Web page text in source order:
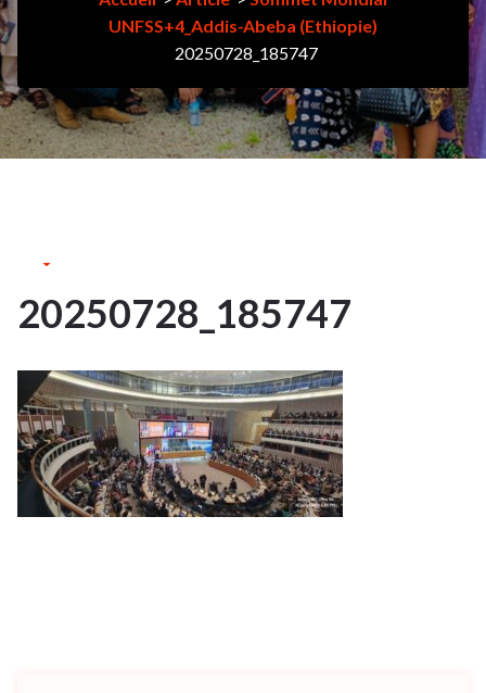
UNFSS+4_Addis-Abeba (Ethiopie)
20250728_185747
4
AOÛT
2025
20250728_185747